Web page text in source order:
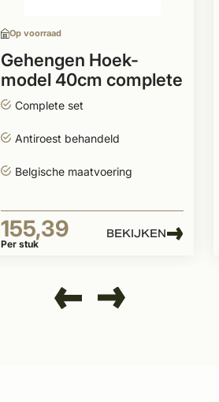
Op voorraad
Gehengen Hoek-
model 40cm complete
set zwart
Complete set
Antiroest behandeld
Belgische maatvoering
155,39
Per stuk
BEKIJKEN